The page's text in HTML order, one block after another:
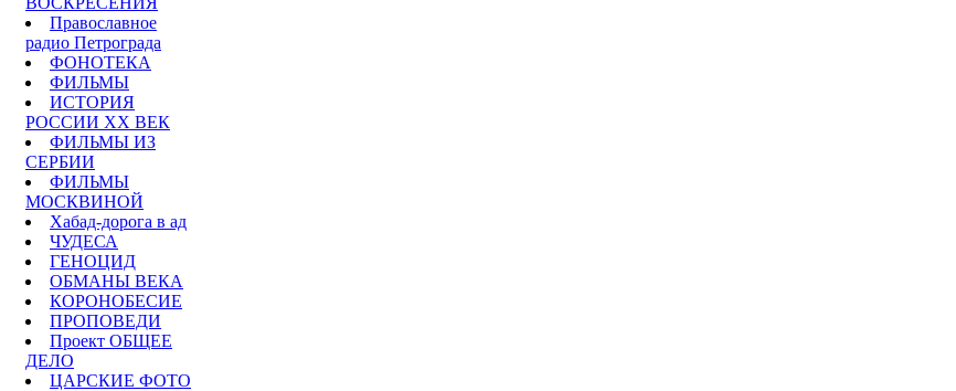
Православное
радио Петрограда
ФОНОТЕКА
ФИЛЬМЫ
ИСТОРИЯ
РОССИИ ХХ ВЕК
ФИЛЬМЫ ИЗ
СЕРБИИ
ФИЛЬМЫ
МОСКВИНОЙ
Хабад-дорога в ад
ЧУДЕСА
ГЕНОЦИД
ОБМАНЫ ВЕКА
КОРОНОБЕСИЕ
ПРОПОВЕДИ
Проект ОБЩЕЕ
ДЕЛО
ЦАРСКИЕ ФОТО